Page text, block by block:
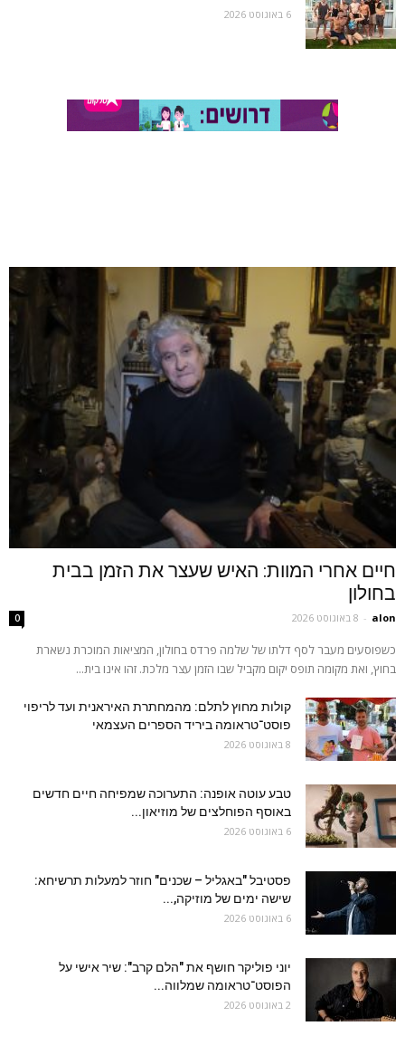
6 באוגוסט 2026
חיים אחרי המוות: האיש שעצר את הזמן בבית
בחולון
alon
- 8 באוגוסט 2026 0
כשפוסעים מעבר לסף דלתו של שלמה פרדס בחולון, המציאות המוכרת נשארת
בחוץ, ואת מקומה תופס יקום מקביל שבו הזמן עצר מלכת. זהו אינו בית...
קולות מחוץ לתלם: מהמחתרת האיראנית ועד לריפוי
פוסט־טראומה ביריד הספרים העצמאי
8 באוגוסט 2026
טבע עוטה אופנה: התערוכה שמפיחה חיים חדשים
באוסף הפוחלצים של מוזיאון...
6 באוגוסט 2026
פסטיבל "באגליל – שכנים" חוזר למעלות תרשיחא:
שישה ימים של מוזיקה,...
6 באוגוסט 2026
יוני פוליקר חושף את "הלם קרב": שיר אישי על
הפוסט־טראומה שמלווה...
2 באוגוסט 2026